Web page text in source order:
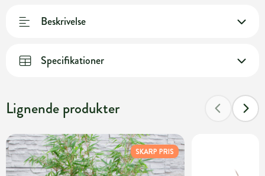
Beskrivelse
Specifikationer
Lignende produkter
SKARP PRIS